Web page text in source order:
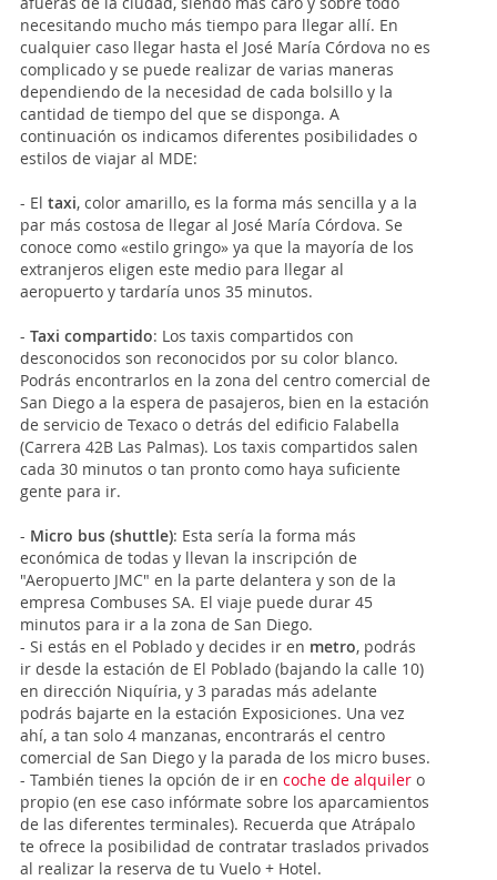
necesitando mucho más tiempo para llegar allí. En
cualquier caso llegar hasta el José María Córdova no es
complicado y se puede realizar de varias maneras
dependiendo de la necesidad de cada bolsillo y la
cantidad de tiempo del que se disponga. A
continuación os indicamos diferentes posibilidades o
estilos de viajar al MDE:
- El taxi, color amarillo, es la forma más sencilla y a la
par más costosa de llegar al José María Córdova. Se
conoce como «estilo gringo» ya que la mayoría de los
extranjeros eligen este medio para llegar al
aeropuerto y tardaría unos 35 minutos.
- Taxi compartido: Los taxis compartidos con
desconocidos son reconocidos por su color blanco.
Podrás encontrarlos en la zona del centro comercial de
San Diego a la espera de pasajeros, bien en la estación
de servicio de Texaco o detrás del edificio Falabella
(Carrera 42B Las Palmas). Los taxis compartidos salen
cada 30 minutos o tan pronto como haya suficiente
gente para ir.
- Micro bus (shuttle): Esta sería la forma más
económica de todas y llevan la inscripción de
"Aeropuerto JMC" en la parte delantera y son de la
empresa Combuses SA. El viaje puede durar 45
minutos para ir a la zona de San Diego.
- Si estás en el Poblado y decides ir en metro, podrás
ir desde la estación de El Poblado (bajando la calle 10)
en dirección Niquíria, y 3 paradas más adelante
podrás bajarte en la estación Exposiciones. Una vez
ahí, a tan solo 4 manzanas, encontrarás el centro
comercial de San Diego y la parada de los micro buses.
- También tienes la opción de ir en coche de alquiler o
propio (en ese caso infórmate sobre los aparcamientos
de las diferentes terminales). Recuerda que Atrápalo
te ofrece la posibilidad de contratar traslados privados
al realizar la reserva de tu Vuelo + Hotel.